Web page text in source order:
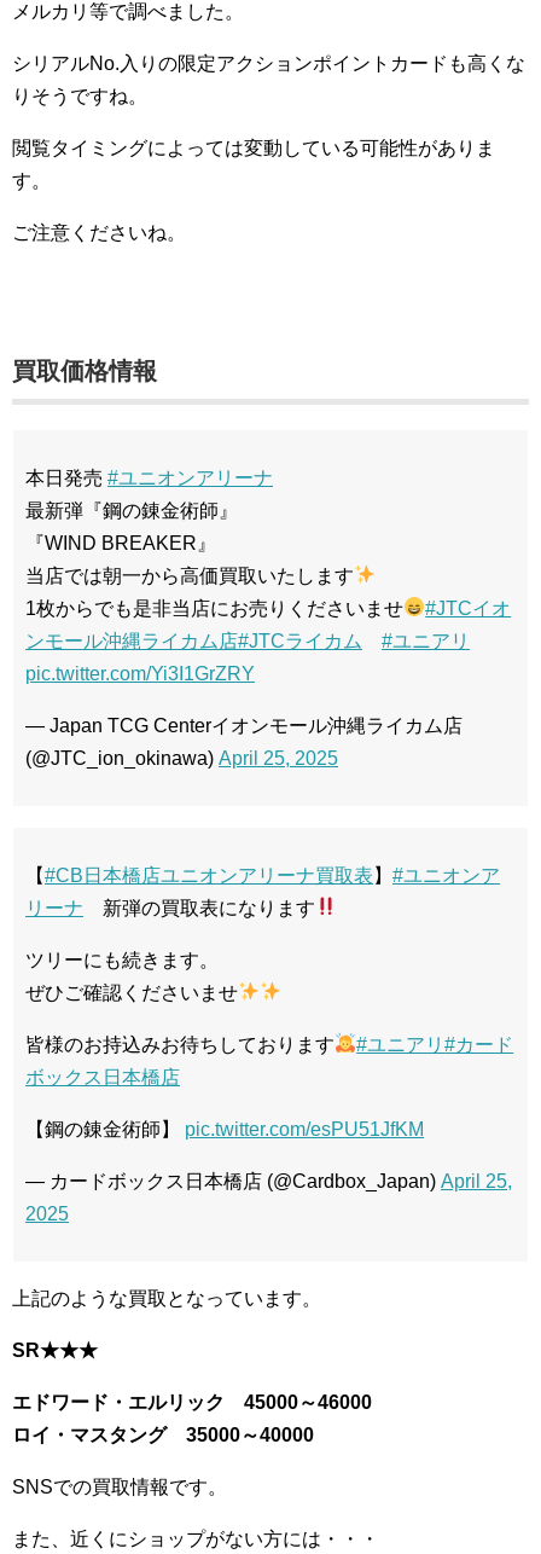
メルカリ等で調べました。
シリアルNo.入りの限定アクションポイントカードも高くな
りそうですね。
閲覧タイミングによっては変動している可能性がありま
す。
ご注意くださいね。
買取価格情報
本日発売 #ユニオンアリーナ
最新弾『鋼の錬金術師』
『WIND BREAKER』
当店では朝一から高価買取いたします
1枚からでも是非当店にお売りくださいませ
#JTCイオ
ンモール沖縄ライカム店#JTCライカム
#ユニアリ
pic.twitter.com/Yi3I1GrZRY
— Japan TCG Centerイオンモール沖縄ライカム店
(@JTC_ion_okinawa) April 25, 2025
【#CB日本橋店ユニオンアリーナ買取表 】 #ユニオンア
リーナ 新弾の買取表になります
ツリーにも続きます。
ぜひご確認くださいませ
皆様のお持込みお待ちしております #ユニアリ#カード
ボックス日本橋店
【鋼の錬金術師】 pic.twitter.com/esPU51JfKM
— カードボックス日本橋店 (@Cardbox_Japan) April 25,
2025
上記のような買取となっています。
SR★★★
エドワード・エルリック 45000～46000
ロイ・マスタング 35000～40000
SNSでの買取情報です。
また、近くにショップがない方には・・・